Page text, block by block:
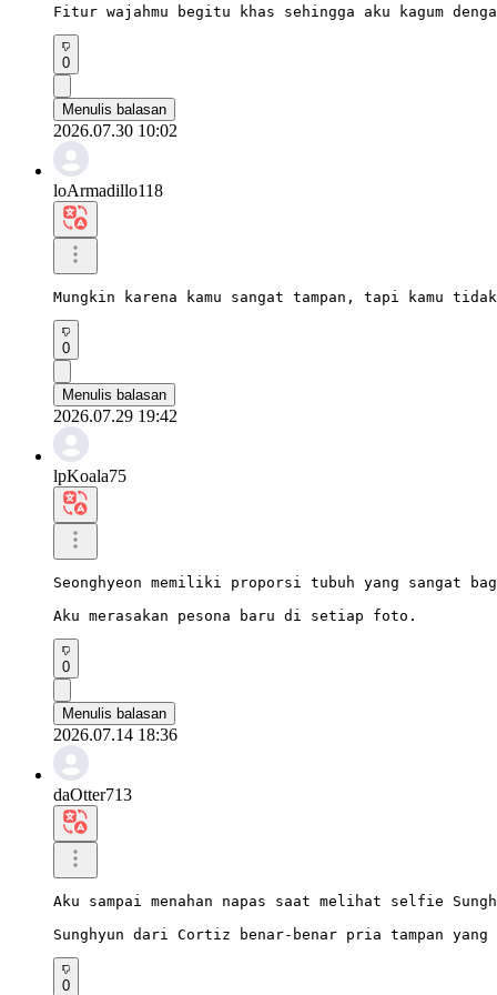
Fitur wajahmu begitu khas sehingga aku kagum
0
Menulis balasan
2026.07.30 10:02
loArmadillo118
Mungkin karena kamu sangat tampan, tapi kamu
0
Menulis balasan
2026.07.29 19:42
lpKoala75
Seonghyeon memiliki proporsi tubuh yang sangat
Aku merasakan pesona baru di setiap foto.
0
Menulis balasan
2026.07.14 18:36
daOtter713
Aku sampai menahan napas saat melihat selfie
Sunghyun dari Cortiz benar-benar pria tampan
0